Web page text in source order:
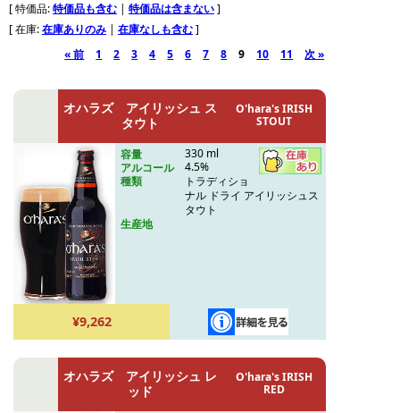
[ 特価品:特価品も含む | 特価品は含まない]
[ 在庫:在庫ありのみ | 在庫なしも含む]
« 前
1 2 3 4 5 6 7 8 9 10 11 次 »
オハラズ アイリッシュ ス
タウト
O'hara's IRISH
STOUT
容量
330 ml
アルコール
4.5%
種類
トラディショ
ナル ドライ アイリッシュス
タウト
生産地
¥9,262
オハラズ アイリッシュ レ
ッド
O'hara's IRISH
RED